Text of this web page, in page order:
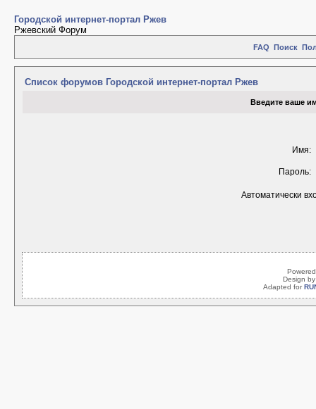
Городской интернет-портал Ржев
Ржевский Форум
FAQ Поиск
Список форумов Городской интернет-портал Ржев
Введите ваше
Имя:
Пароль:
Автоматически
Design
Adapted for